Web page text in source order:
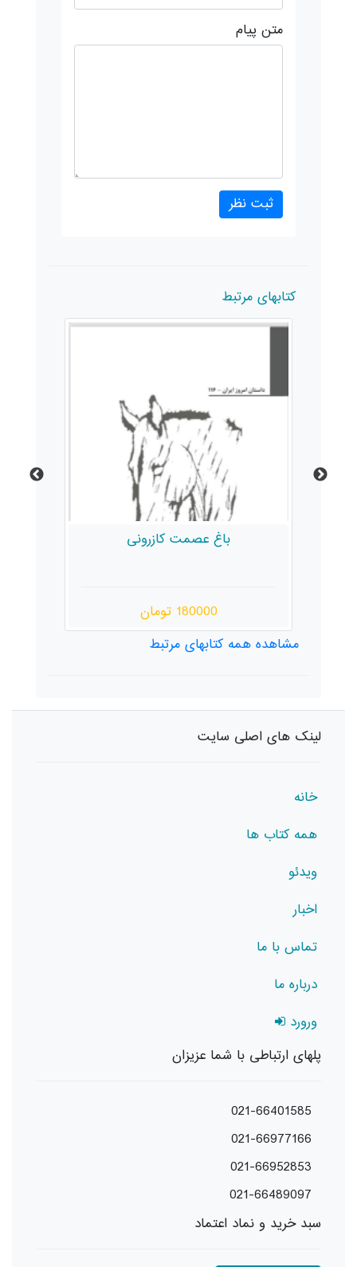
متن پیام
کتابهای مرتبط
مشاهده همه کتابهای مرتبط
لینک های اصلی سایت
خانه
همه کتاب ها
ویدئو
اخبار
تماس با ما
درباره ما
ورورد
پلهای ارتباطی با شما عزیزان
021-66401585
021-66977166
021-66952853
021-66489097
سبد خرید و نماد اعتماد